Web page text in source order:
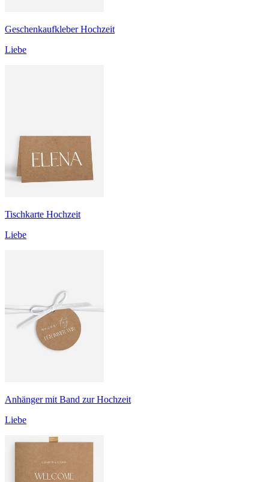
Geschenkaufkleber Hochzeit
Liebe
Tischkarte Hochzeit
Liebe
Anhänger mit Band zur Hochzeit
Liebe